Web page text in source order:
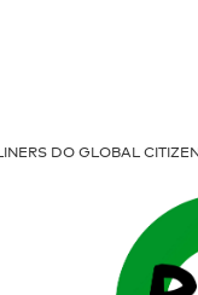
DO GLOBAL